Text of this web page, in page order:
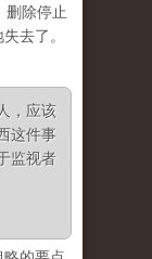
删除停止
去了。
，应该
这件事
监视者